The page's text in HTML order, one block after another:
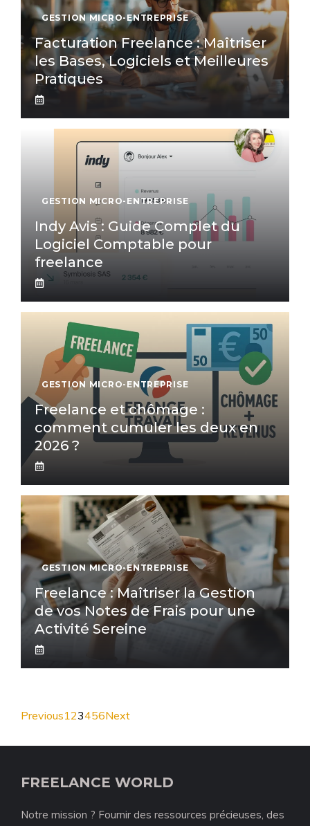
GESTION MICRO-ENTREPRISE
Facturation Freelance : Maîtriser
les Bases, Logiciels et Meilleures
Pratiques
GESTION MICRO-ENTREPRISE
Indy Avis : Guide Complet du
Logiciel Comptable pour
freelance
GESTION MICRO-ENTREPRISE
Freelance et chômage :
comment cumuler les deux en
2026 ?
GESTION MICRO-ENTREPRISE
Freelance : Maîtriser la Gestion
de vos Notes de Frais pour une
Activité Sereine
Previous123456Next
FREELANCE WORLD
Notre mission ? Fournir des ressources précieuses, des